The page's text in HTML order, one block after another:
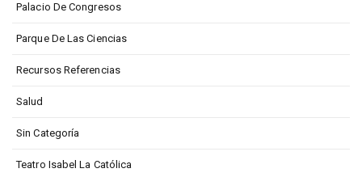
Palacio De Congresos
Parque De Las Ciencias
Recursos Referencias
Salud
Sin Categoría
Teatro Isabel La Católica